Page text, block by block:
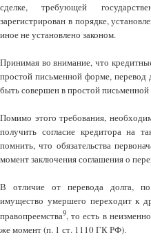
сделке, требующей
зарегистрирован в порядке,
иное не установлено законом.
Принимая во внимание, что
простой письменной форме, перевод
быть совершен в простой
Помимо этого требования,
получить согласие кредитора на
помнить, что обязательства
момент заключения соглашения о
В отличие от перевода долга,
имущество умершего переходит к
правопреемства9, то есть в
же момент (п. 1 ст. 1110 ГК РФ).